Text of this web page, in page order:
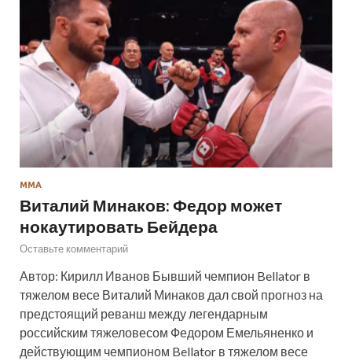
ММА
Виталий Минаков: Федор может
нокаутировать Бейдера
Оставьте комментарий
Автор: Кирилл Иванов Бывший чемпион Bellator в
тяжелом весе Виталий Минаков дал свой прогноз на
предстоящий реванш между легендарным
российским тяжеловесом Федором Емельяненко и
действующим чемпионом Bellator в тяжелом весе